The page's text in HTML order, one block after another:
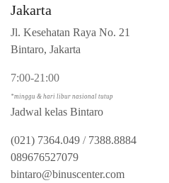
Jakarta
Jl. Kesehatan Raya No. 21
Bintaro, Jakarta
7:00-21:00
*minggu & hari libur nasional tutup
Jadwal kelas Bintaro
(021) 7364.049 / 7388.8884
089676527079
bintaro@binuscenter.com